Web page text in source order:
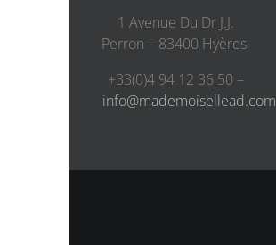
1 Avenue Du Dr J.J.
Perron – 83400 Hyères
+33(0)4 94 12 36 50 –
info@mademoisellead.com